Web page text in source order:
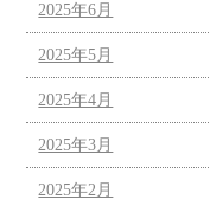
2025年6月
2025年5月
2025年4月
2025年3月
2025年2月